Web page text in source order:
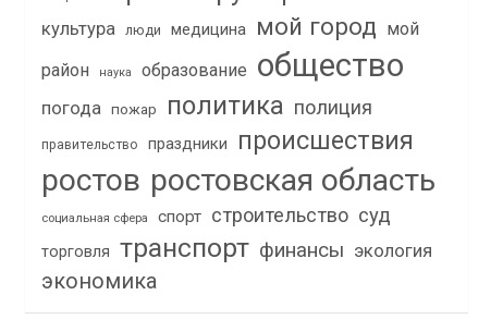
культура люди медицина мой город мой
район
наука образование общество
погода пожар политика полиция
правительство праздники происшествия
ростов ростовская область
социальная сфера спорт строительство суд
торговля транспорт финансы экология
экономика